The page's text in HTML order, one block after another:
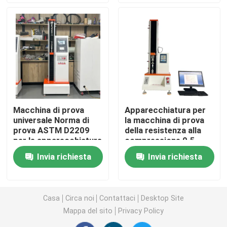
Macchina di prova universale
macchina di prove ambientali
Macchina equilibratrice dinamica
Macchina di prove di gomma
Apparecchiature per test automobilistici
Macchina di prova
universale Norma di
prova ASTM D2209
per le apparecchiature
di prova della
resistenza del cuoio
5kn Max Load
Invia richiesta
Apparecchiatura per
la macchina di prova
della resistenza alla
compressione 0.5
grado di precisione
Servo Utm 2kn Max
Load Push-Type Spray
Invia richiesta
Casa Circa noi Contattaci
Desktop Site
Mappa del sito
Privacy Policy